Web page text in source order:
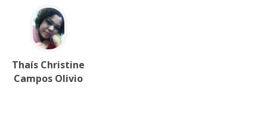
Thaís Christine
Campos Olivio